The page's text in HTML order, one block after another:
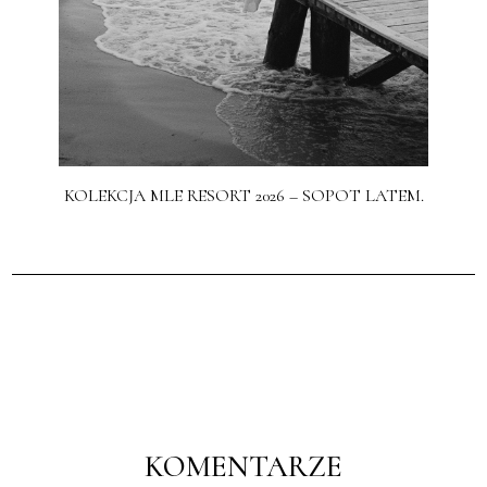
KOLEKCJA MLE RESORT 2026 – SOPOT LATEM.
KOMENTARZE